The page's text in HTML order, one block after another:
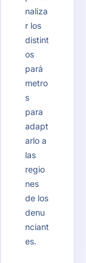
naliza
r los
distint
os
pará
metro
s
para
adapt
arlo a
las
regio
nes
de los
denu
nciant
es.